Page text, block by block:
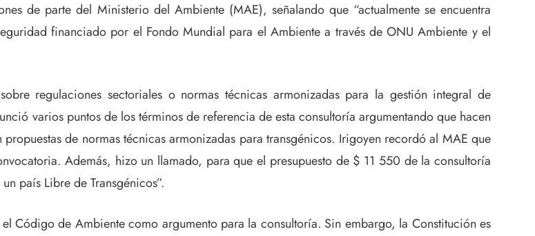
de parte del Ministerio del Ambiente (MAE), señalando que “actualmente se encuentra
financiado por el Fondo Mundial para el Ambiente a través de ONU Ambiente y el
regulaciones sectoriales o normas técnicas armonizadas para la gestión integral de
varios puntos de los términos de referencia de esta consultoría argumentando que hacen
de normas técnicas armonizadas para transgénicos. Irigoyen recordó al MAE que
Además, hizo un llamado, para que el presupuesto de $ 11 550 de la consultoría
país Libre de Transgénicos”.
Código de Ambiente como argumento para la consultoría. Sin embargo, la Constitución es